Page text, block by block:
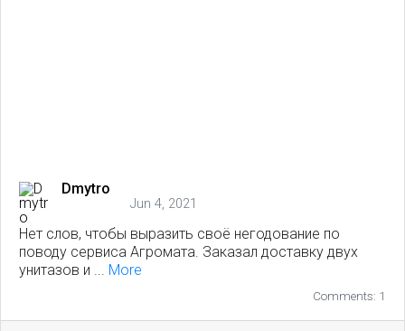
Dmytro
Jun 4, 2021
Нет слов, чтобы выразить своё негодование по
поводу сервиса Агромата. Заказал доставку двух
унитазов и ... More
Comments: 1